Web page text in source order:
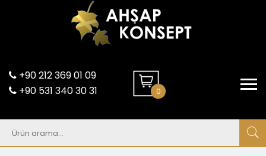
+90 212 369 01 09
+90 531 340 30 31
0